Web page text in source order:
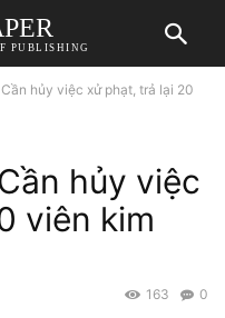
PUBLISHING
hủy việc xử phạt, trả lại 20
hủy việc
viên kim
0
163